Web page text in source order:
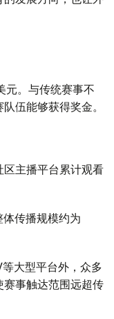
元。与传统赛事不
伍能够获得奖金。
主播平台累计观看
传播规模约为
大型平台外，众多
事触达范围远超传